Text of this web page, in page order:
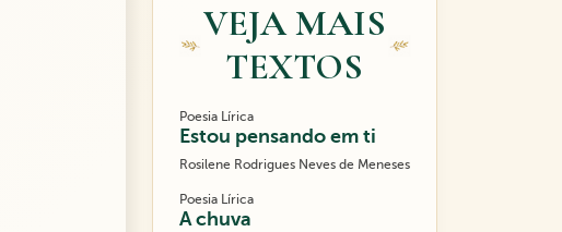
VEJA MAIS
TEXTOS
Poesia Lírica
Estou pensando em ti
Rosilene Rodrigues Neves de Meneses
Poesia Lírica
A chuva